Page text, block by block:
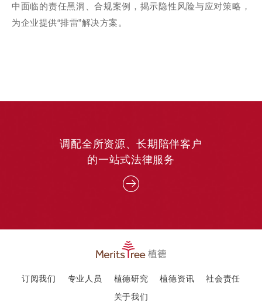
中面临的责任黑洞、合规案例，揭示隐性风险与应对策略，
为企业提供“排雷”解决方案。
调配全所资源、长期陪伴客户
的一站式法律服务
订阅我们 专业人员 植德研究 植德资讯
社会责任
关于我们